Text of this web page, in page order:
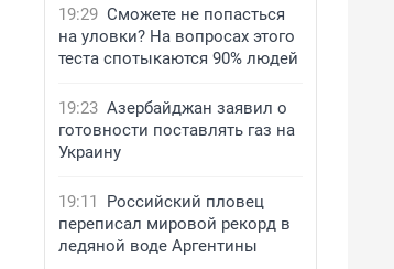
19:29 Сможете не попасться
на уловки? На вопросах этого
теста спотыкаются 90% людей
19:23 Азербайджан заявил о
готовности поставлять газ на
Украину
19:11
Российский пловец
переписал мировой рекорд в
ледяной воде Аргентины